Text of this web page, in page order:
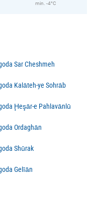
min. -4°C
Sar Cheshmeh
Kalāteh-ye Sohrāb
Ḩeşār-e Pahlavānlū
Ordaghān
Shūrak
Gelīān